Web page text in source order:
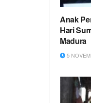
Anak
Hari
Madura
5